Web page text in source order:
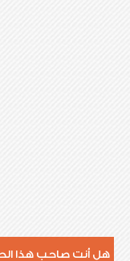
هل أنت صاحب هذا